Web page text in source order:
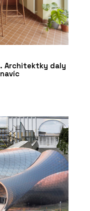
Architektky daly